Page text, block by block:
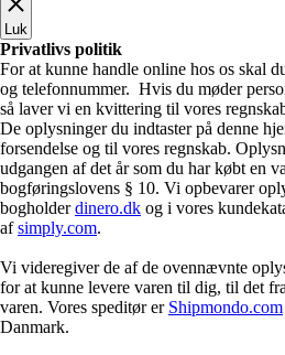
Luk
Privatlivs politik
For at kunne handle online hos os skal
og telefonnummer. Hvis du møder
så laver vi en kvittering til vores
De oplysninger du indtaster på denne
forsendelse og til vores regnskab.
udgangen af det år som du har købt en
bogføringslovens § 10. Vi opbevarer
bogholderdinero.dk og i vores
afsimply.com.
Vi videregiver de af de ovennævnte
for at kunne levere varen til dig, til det
varen. Vores speditør er Shipmondo.com
Danmark.